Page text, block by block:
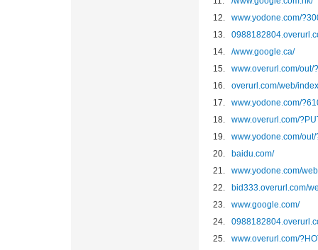
12.
www.yodone.com/
13.
14.
/www.google.ca/
15.
www.overurl.com/out/
16.
overurl.com/web/
17.
www.yodone.com/
18.
www.overurl.com/
19.
www.yodone.com/
20.
baidu.com/
21.
www.yodone.com/
22.
bid333.overurl.com/
23.
www.google.com/
24.
25.
www.overurl.com/